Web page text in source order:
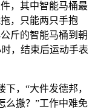
，其中智能马桶最
，只能两只手抱
斤的智能马桶到朝
，结束后运动手表
，“大件发德邦，
么搬？”工作中难免